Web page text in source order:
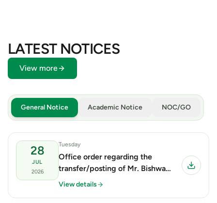
LATEST NOTICES
View more
General Notice Academic Notice NOC/GO
28
JUL
2026
Tuesday
Office order regarding the
transfer/posting of Mr. Bishwa
Kalyan Chakma, Section Officer,
View details